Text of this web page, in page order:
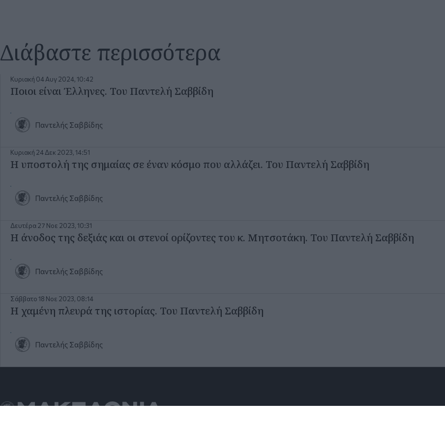
Διάβαστε περισσότερα
Κυριακή 04 Αυγ 2024, 10:42
Ποιοι είναι Έλληνες. Του Παντελή Σαββίδη
Παντελής Σαββίδης
Κυριακή 24 Δεκ 2023, 14:51
Η υποστολή της σημαίας σε έναν κόσμο που αλλάζει. Του Παντελή Σαββίδη
Παντελής Σαββίδης
Δευτέρα 27 Νοε 2023, 10:31
Η άνοδος της δεξιάς και οι στενοί ορίζοντες του κ. Μητσοτάκη. Του Παντελή Σαββίδη
Παντελής Σαββίδης
Σάββατο 18 Νοε 2023, 08:14
Η χαμένη πλευρά της ιστορίας. Του Παντελή Σαββίδη
Παντελής Σαββίδης